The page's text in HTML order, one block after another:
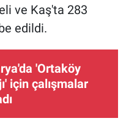
ve Kaş'ta 283
edildi.
'Ortaköy
için çalışmalar